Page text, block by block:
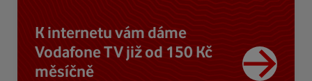
K internetu vám dáme
Vodafone TV již od 150 Kč
měsíčně